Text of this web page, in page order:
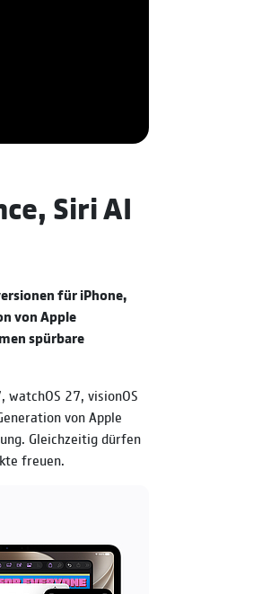
Siri AI
für iPhone,
von Apple
spürbare
watchOS 27, visionOS
von Apple
Gleichzeitig dürfen
freuen.